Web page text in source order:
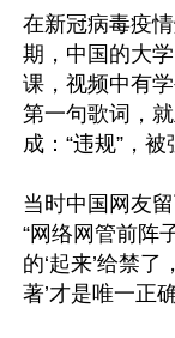
在新冠病毒疫
期，中国的大
课，视频中有
第一句歌词，
成：“违规”，
当时中国网友
“网络网管前阵
的‘起来’给禁
著’才是唯一正